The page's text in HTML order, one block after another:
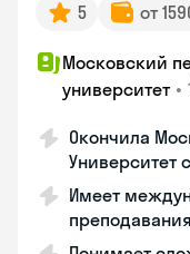
5 от
Московский
университет •
Окончила
Университет
Имеет
преподавания